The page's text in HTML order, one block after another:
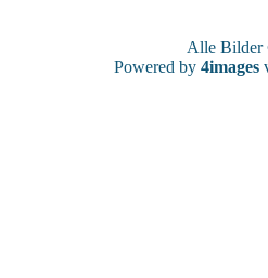
Alle
Powered by 4images